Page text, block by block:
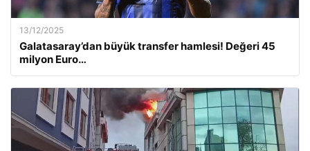
13/12/2025
Galatasaray’dan büyük transfer hamlesi! Değeri 45
milyon Euro…